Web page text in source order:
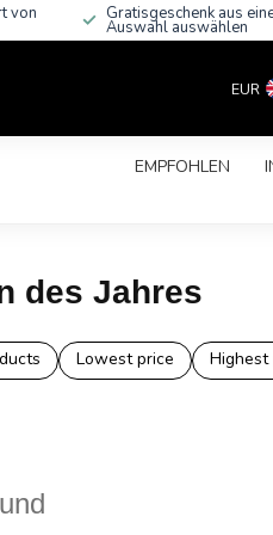
von Gratisgeschenk aus
Auswahl auswählen
EUR
EMPFOHLEN
des Jahres
Lowest price Highest